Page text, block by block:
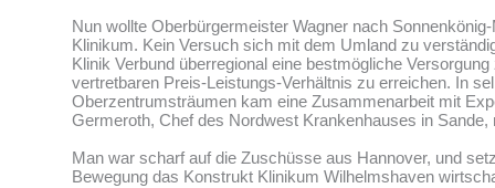
Nun wollte Oberbürgermeister Wagner nach
Klinikum. Kein Versuch sich mit dem Umland zu
Klinik Verbund überregional eine bestmögliche
vertretbaren Preis-Leistungs-Verhältnis zu erreichen. In
Oberzentrumsträumen kam eine Zusammenarbeit mit
Germeroth, Chef des Nordwest Krankenhauses in Sande,
Man war scharf auf die Zuschüsse aus Hannover, und
Bewegung das Konstrukt Klinikum Wilhelmshaven